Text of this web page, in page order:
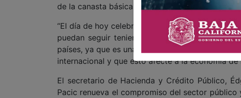
de la canasta básica.
“El día de hoy celebro este esfuerzo que están
puedan seguir teniendo acceso a productos a
países, ya que es una medida importante para
internacional y que esto afecte a la economía de
El secretario de Hacienda y Crédito Público,
Pacic renueva el compromiso del sector